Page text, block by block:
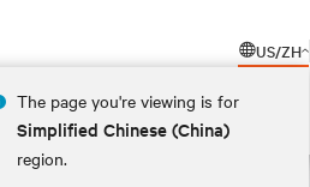
US/ZH
The page you're viewing is for
Simplified Chinese (China)
region.